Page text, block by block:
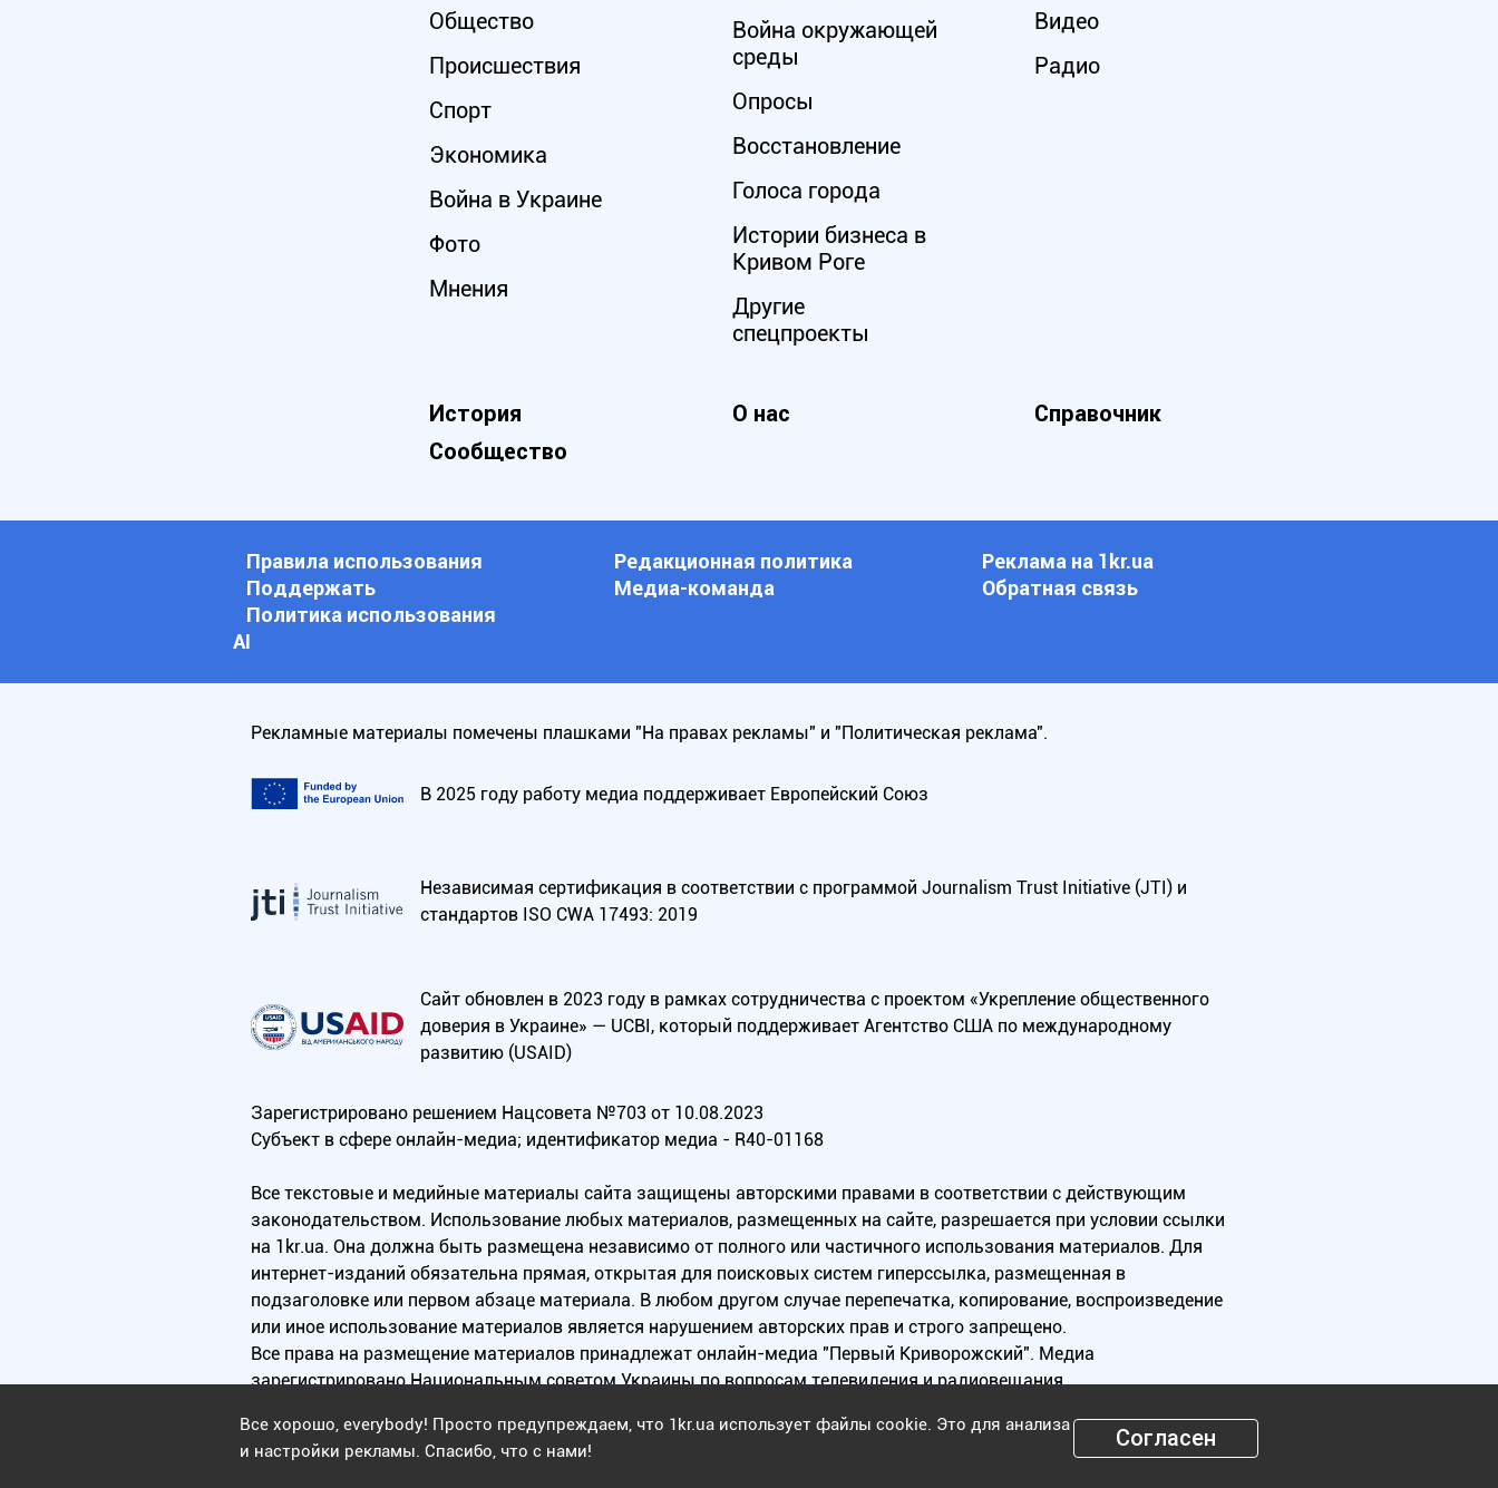
Общество
Происшествия
Спорт
Экономика
Война в Украине
Фото
Мнения
Война окружающей
среды
Опросы
Восстановление
Голоса города
Истории бизнеса в
Кривом Роге
Другие
спецпроекты
Видео
Радио
История О нас
Справочник
Сообщество
Правила использования Редакционная политика
Реклама на 1kr.ua
Поддержать
Медиа-команда
Обратная связь
Политика использования
АI
Рекламные материалы помечены плашками "На правах рекламы" и "Политическая реклама".
В 2025 году работу медиа поддерживает Европейский Союз
Независимая сертификация в соответствии с программой Journalism Trust Initiative (JTI) и
стандартов ISO CWA 17493: 2019
Сайт обновлен в 2023 году в рамках сотрудничества с проектом «Укрепление общественного
доверия в Украине» — UCBI, который поддерживает Агентство США по международному
развитию (USAID)
Зарегистрировано решением Нацсовета №703 от 10.08.2023
Субъект в сфере онлайн-медиа; идентификатор медиа - R40-01168
Все текстовые и медийные материалы сайта защищены авторскими правами в соответствии с действующим
законодательством. Использование любых материалов, размещенных на сайте, разрешается при условии ссылки
на 1kr.ua. Она должна быть размещена независимо от полного или частичного использования материалов. Для
интернет-изданий обязательна прямая, открытая для поисковых систем гиперссылка, размещенная в
подзаголовке или первом абзаце материала. В любом другом случае перепечатка, копирование, воспроизведение
или иное использование материалов является нарушением авторских прав и строго запрещено.
Все права на размещение материалов принадлежат онлайн-медиа "Первый Криворожский". Медиа
зарегистрировано Национальным советом Украины по вопросам телевидения и радиовещания.
Copyright © 2010 - 2026 Все права защищены
Все хорошо, everybody! Просто предупреждаем, что 1kr.ua использует файлы cookie. Это для анализа
и настройки рекламы. Спасибо, что с нами!
Согласен